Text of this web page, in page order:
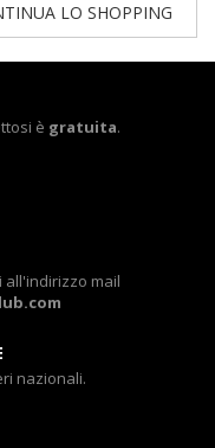
LO SHOPPING
è gratuita.
all'indirizzo mail
nazionali.